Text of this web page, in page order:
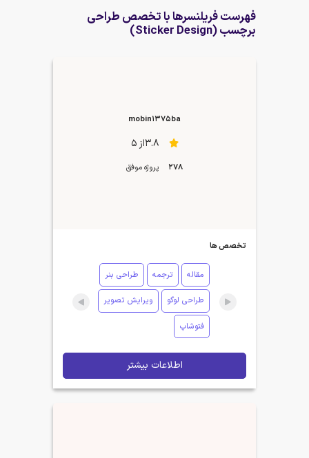
فهرست فریلنسرها با تخصص طراحی
برچسب (Sticker Design)
mobin1375ba
3.8از 5
278 پروژه موفق
تخصص ها
مقاله ترجمه طراحی بنر
طراحی لوگو ویرایش تصویر
فتوشاپ
اطلاعات بیشتر